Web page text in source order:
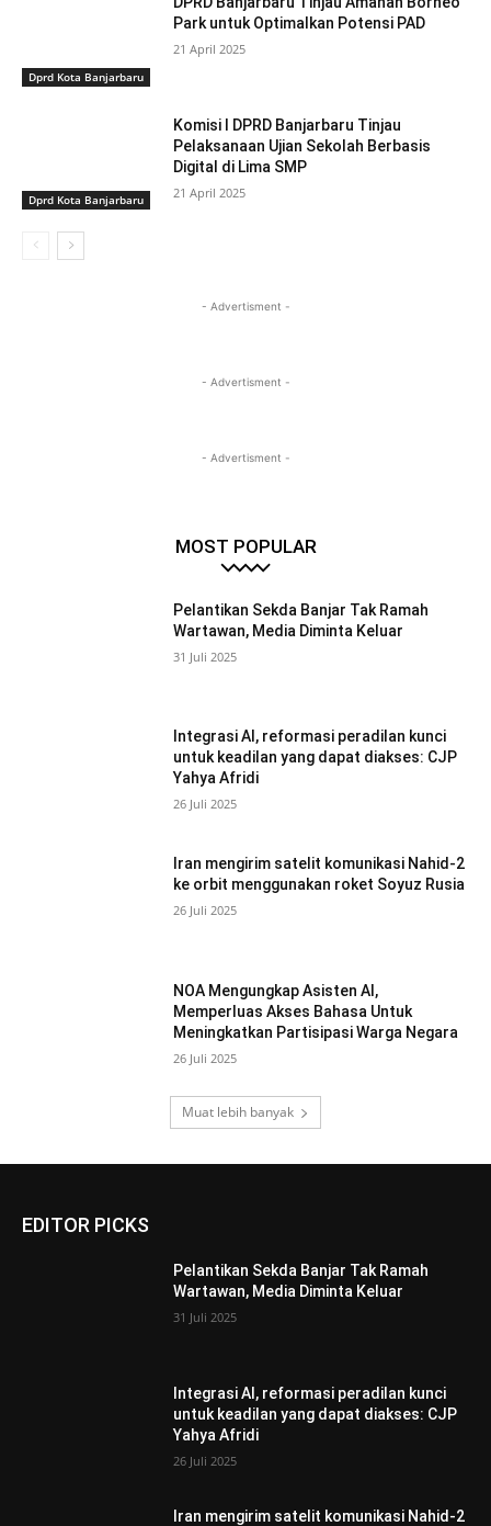
Dprd Kota Banjarbaru
Park untuk Optimalkan Potensi PAD
21 April 2025
Dprd Kota Banjarbaru
Komisi I DPRD Banjarbaru Tinjau
Pelaksanaan Ujian Sekolah Berbasis
Digital di Lima SMP
21 April 2025
- Advertisment -
- Advertisment -
- Advertisment -
MOST POPULAR
Pelantikan Sekda Banjar Tak Ramah
Wartawan, Media Diminta Keluar
31 Juli 2025
Integrasi AI, reformasi peradilan kunci
untuk keadilan yang dapat diakses: CJP
Yahya Afridi
26 Juli 2025
Iran mengirim satelit komunikasi Nahid-2
ke orbit menggunakan roket Soyuz Rusia
26 Juli 2025
NOA Mengungkap Asisten AI,
Memperluas Akses Bahasa Untuk
Meningkatkan Partisipasi Warga Negara
26 Juli 2025
Muat lebih banyak
EDITOR PICKS
Pelantikan Sekda Banjar Tak Ramah
Wartawan, Media Diminta Keluar
31 Juli 2025
Integrasi AI, reformasi peradilan kunci
untuk keadilan yang dapat diakses: CJP
Yahya Afridi
26 Juli 2025
Iran mengirim satelit komunikasi Nahid-2